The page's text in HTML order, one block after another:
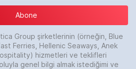
Abone
Group şirketlerinin (örneğin, Blue
Ferries, Hellenic Seaways, Anek
hizmetleri ve teklifleri
genel bilgi almak istediğimi ve